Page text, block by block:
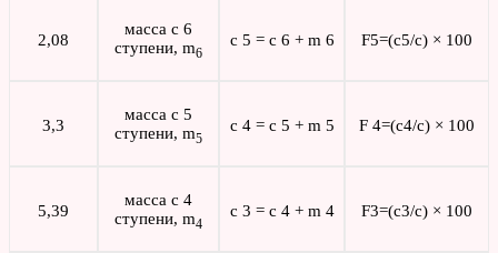
2,08
масса с 6
ступени, m6
c 5 = c 6 + m 6 F5=(c5/c) × 100
3,3
масса с 5
ступени, m5
c 4 = c 5 + m 5 F 4=(c4/c) × 100
5,39
масса с 4
ступени, m4
c 3 = c 4 + m 4 F3=(c3/c) × 100